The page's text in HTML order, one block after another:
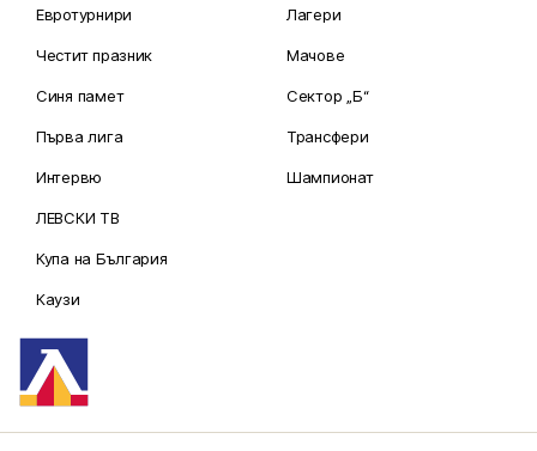
Евротурнири
Честит празник
Синя памет
Първа лига
Интервю
ЛЕВСКИ ТВ
Купа на България
Каузи
Лагери
Мачове
Сектор „Б“
Трансфери
Шампионат